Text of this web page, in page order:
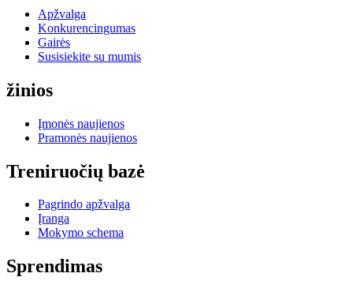
Apžvalga
Konkurencingumas
Gairės
Susisiekite su mumis
žinios
Įmonės naujienos
Pramonės naujienos
Treniruočių bazė
Pagrindo apžvalga
Įranga
Mokymo schema
Sprendimas